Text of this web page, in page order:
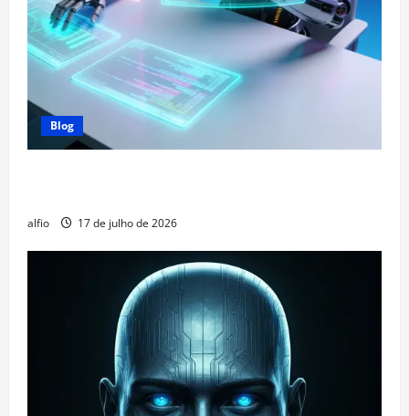
Blog
alfio 17 de julho de 2026